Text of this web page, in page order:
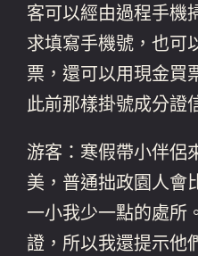
客可以經由過程手機
求填寫手機號，也可
票，還可以用現金買
此前那樣掛號成分證
游客：寒假帶小伴侶
美，普通拙政園人會
一小我少一點的處所
證，所以我還提示他